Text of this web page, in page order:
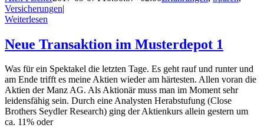
Versicherungen|
Weiterlesen
Neue Transaktion im Musterdepot 1
Was für ein Spektakel die letzten Tage. Es geht rauf und runter und
am Ende trifft es meine Aktien wieder am härtesten. Allen voran die
Aktien der Manz AG. Als Aktionär muss man im Moment sehr
leidensfähig sein. Durch eine Analysten Herabstufung (Close
Brothers Seydler Research) ging der Aktienkurs allein gestern um
ca. 11% oder